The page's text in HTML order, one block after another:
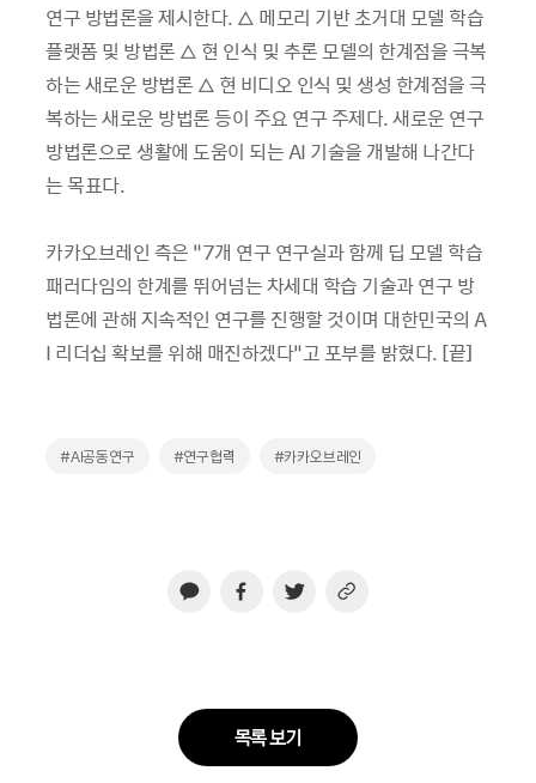
연구 방법론을 제시한다. △ 메모리 기반 초거대 모델 학습
플랫폼 및 방법론 △ 현 인식 및 추론 모델의 한계점을 극복
하는 새로운 방법론 △ 현 비디오 인식 및 생성 한계점을 극
복하는 새로운 방법론 등이 주요 연구 주제다. 새로운 연구
방법론으로 생활에 도움이 되는 AI 기술을 개발해 나간다
는 목표다.
카카오브레인 측은 “7개 연구 연구실과 함께 딥 모델 학습
패러다임의 한계를 뛰어넘는 차세대 학습 기술과 연구 방
법론에 관해 지속적인 연구를 진행할 것이며 대한민국의 A
I 리더십 확보를 위해 매진하겠다”고 포부를 밝혔다. [끝]
#AI공동연구 #연구협력 #카카오브레인
목록 보기